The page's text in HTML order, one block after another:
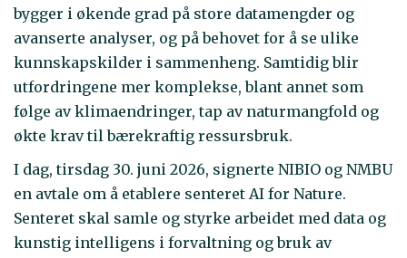
bygger i økende grad på store datamengder og
avanserte analyser, og på behovet for å se ulike
kunnskapskilder i sammenheng. Samtidig blir
utfordringene mer komplekse, blant annet som
følge av klimaendringer, tap av naturmangfold og
økte krav til bærekraftig ressursbruk.
I dag, tirsdag 30. juni 2026, signerte NIBIO og NMBU
en avtale om å etablere senteret AI for Nature.
Senteret skal samle og styrke arbeidet med data og
kunstig intelligens i forvaltning og bruk av